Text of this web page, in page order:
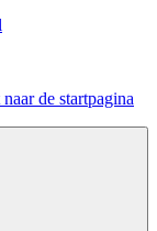
de startpagina